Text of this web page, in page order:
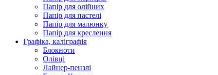
Папір для олійних
Папір для пастелі
Папір для малюнку
Папір для креслення
Графіка, каліграфія
Блокноти
Олівці
Лайнер-пензлі